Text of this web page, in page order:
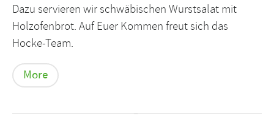
Dazu servieren wir schwäbischen Wurstsalat mit
Holzofenbrot. Auf Euer Kommen freut sich das
Hocke-Team.
More